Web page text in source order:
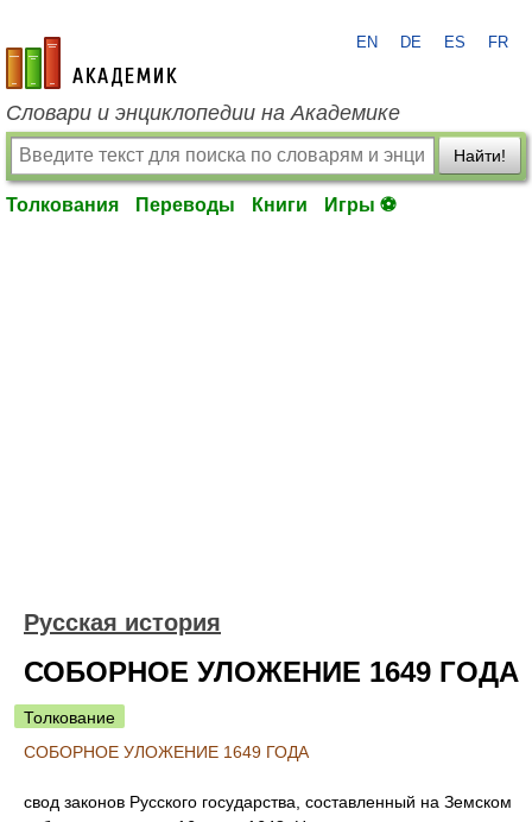
academic.ru
EN DE ES FR
Словари и энциклопедии на Академике
Найти!
Толкования Переводы Книги Игры ⚽
Русская история
СОБОРНОЕ УЛОЖЕНИЕ 1649 ГОДА
Толкование
СОБОРНОЕ УЛОЖЕНИЕ 1649 ГОДА
свод законов Русского государства, составленный на Земском